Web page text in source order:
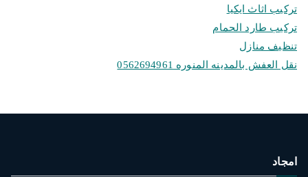
تركيب اثاث ايكيا
تركيب طارد الحمام
تنظيف منازل
نقل العفش بالمدينه المنوره 0562694961
امجاد